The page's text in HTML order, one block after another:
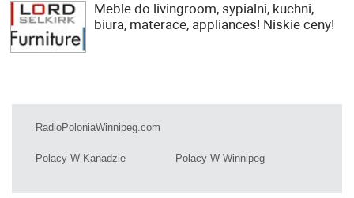
Meble do livingroom, sypialni, kuchni,
biura, materace, appliances! Niskie ceny!
RadioPoloniaWinnipeg.com
Polacy W Kanadzie Polacy W Winnipeg